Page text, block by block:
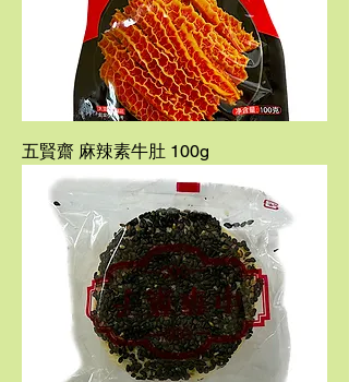
五賢齋 麻辣素牛肚 100g